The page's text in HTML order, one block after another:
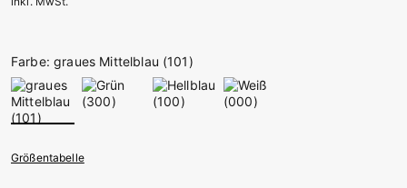
Farbe: graues Mittelblau (101)
Größentabelle